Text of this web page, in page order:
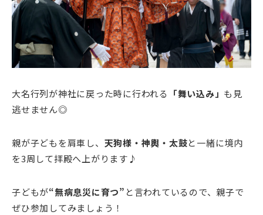
大名行列が神社に戻った時に行われる 「舞い込み」 も見
逃せません◎
親が子どもを肩車し、 天狗様・神輿・太鼓と一緒に境内
を3周して拝殿へ上がります♪
子どもが“無病息災に育つ” と言われているので、親子で
ぜひ参加してみましょう！